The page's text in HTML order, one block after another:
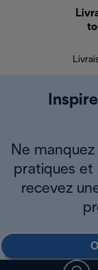
Ne
pratiques et
recevez